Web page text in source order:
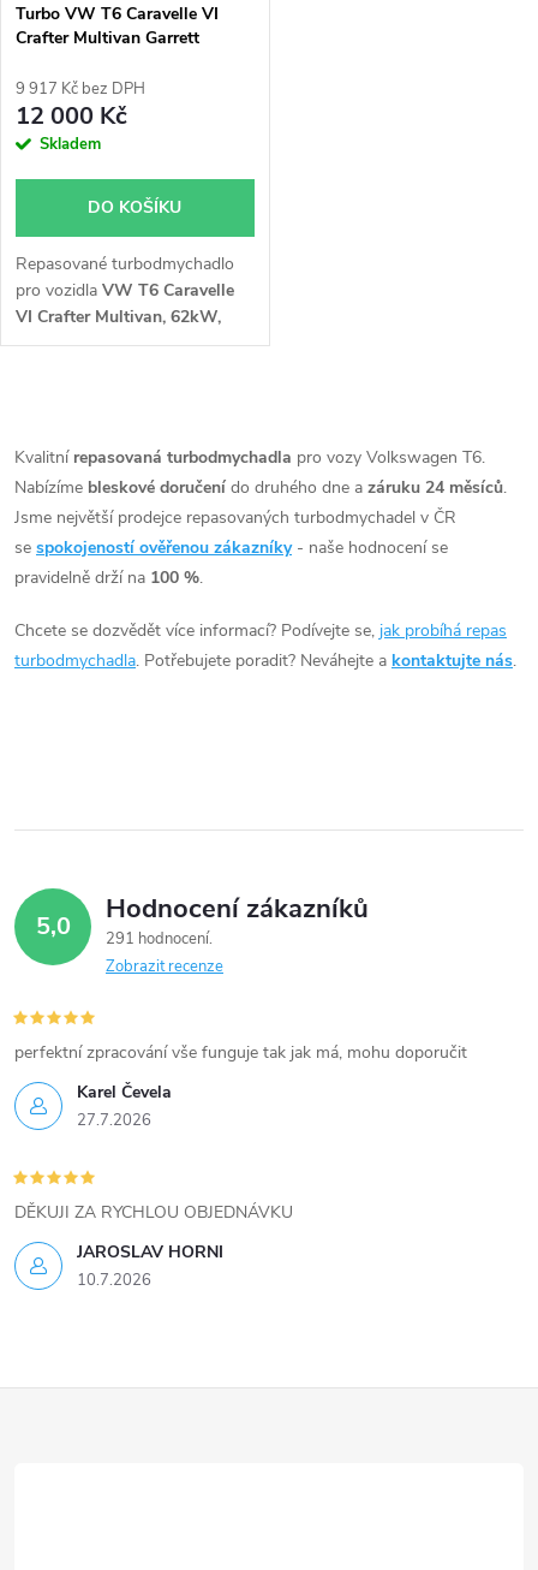
Turbo VW T6 Caravelle VI
Crafter Multivan Garrett
9 917 Kč bez DPH
12 000 Kč
Skladem
DO KOŠÍKU
Repasované turbodmychadlo
pro vozidla VW T6 Caravelle
VI Crafter Multivan, 62kW,
75kW
v
l
á
a
v
k
v
ý
p
i
s
u
Kvalitní repasovaná turbodmychadla pro vozy Volkswagen T6.
Nabízíme bleskové doručení do druhého dne a záruku 24 měsíců.
Jsme největší prodejce repasovaných turbodmychadel v ČR
se spokojeností ověřenou zákazníky - naše hodnocení se
pravidelně drží na 100 %.
Chcete se dozvědět více informací? Podívejte se, jak probíhá repas
turbodmychadla. Potřebujete poradit? Neváhejte a kontaktujte nás.
5,0 Hodnocení zákazníků
291 hodnocení
Zobrazit recenze
Karel Čevela
27.7.2026
perfektní zpracování vše funguje tak jak má, mohu doporučit
JAROSLAV HORNI
10.7.2026
DĚKUJI ZA RYCHLOU OBJEDNÁVKU